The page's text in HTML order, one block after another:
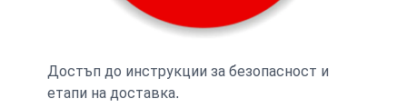
Достъп до инструкции за безопасност и
етапи на доставка.